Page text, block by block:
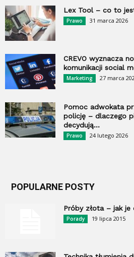
Lex Tool – co to
Prawo 31 marca 2026
CREVO wyznacza
komunikacji social
Marketing 27 marca
Pomoc adwokata
policję – dlaczego
decydują...
Prawo 24 lutego 2026
POPULARNE POSTY
Próby złota – jak
Porady 19 lipca 2015